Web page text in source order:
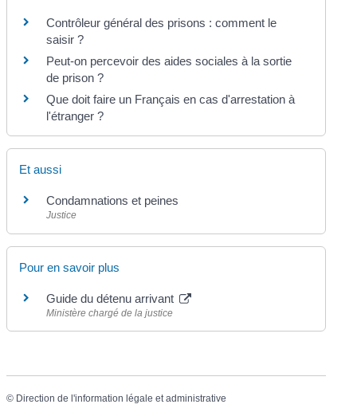
Contrôleur général des prisons : comment le
saisir ?
Peut-on percevoir des aides sociales à la sortie
de prison ?
Que doit faire un Français en cas d'arrestation à
l'étranger ?
Et aussi
Condamnations et peines
Justice
Pour en savoir plus
Guide du détenu arrivant
Ministère chargé de la justice
© Direction de l'information légale et administrative